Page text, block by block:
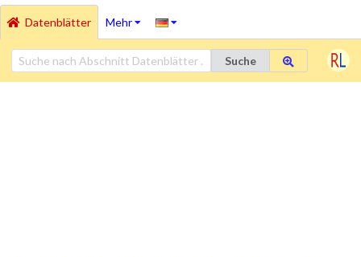
Datenblätter Mehr
Suche